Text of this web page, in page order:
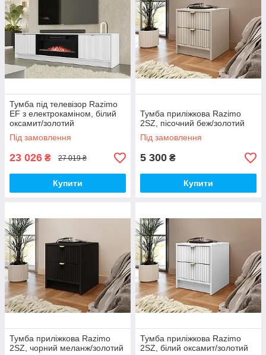
Тумба під телевізор Razimo
EF з електрокаміном, білий
оксамит/золотий
Під замовлення
23 026 ₴ 27 019 ₴
Купити
Тумба приліжкова Razimo
2SZ, пісочний беж/золотий
Під замовлення
5 300 ₴
Купити
Тумба приліжкова Razimo
2SZ, чорний меланж/золотий
Тумба приліжкова Razimo
2SZ, білий оксамит/золотий